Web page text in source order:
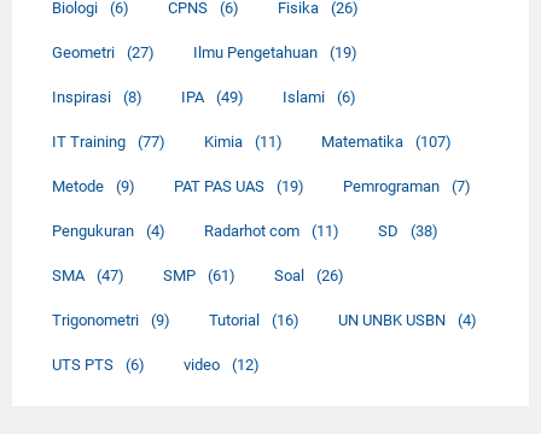
Biologi (6) CPNS (6) Fisika (26)
Geometri (27) Ilmu Pengetahuan (19)
Inspirasi (8) IPA (49) Islami (6)
IT Training (77) Kimia (11) Matematika (107)
Metode (9) PAT PAS UAS (19) Pemrograman (7)
Pengukuran (4) Radarhot com (11) SD (38)
SMA (47) SMP (61) Soal (26)
Trigonometri (9) Tutorial (16) UN UNBK USBN (4)
UTS PTS (6) video (12)